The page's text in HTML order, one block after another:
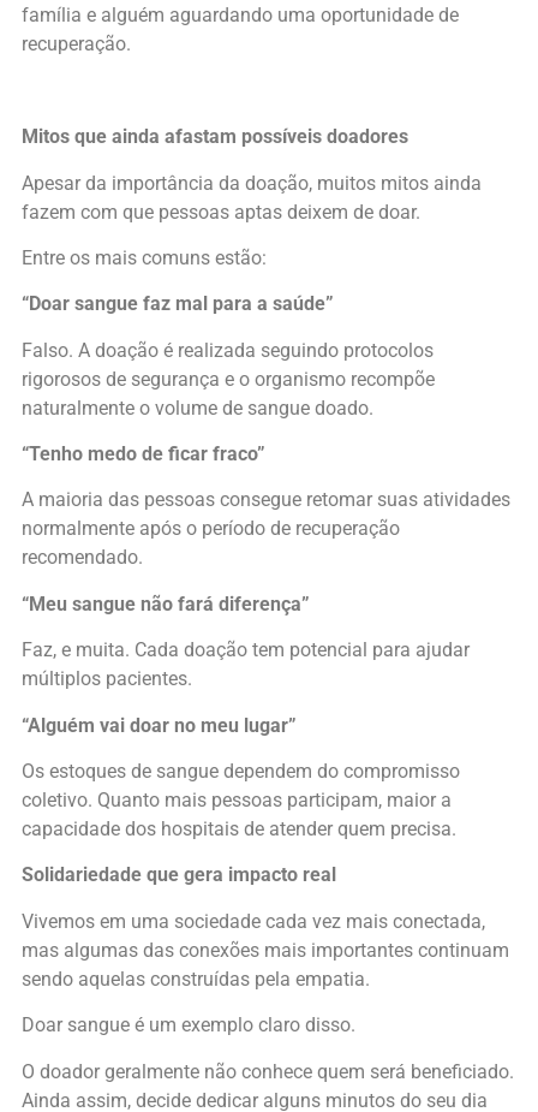
família e alguém aguardando uma oportunidade de
recuperação.
Mitos que ainda afastam possíveis doadores
Apesar da importância da doação, muitos mitos ainda
fazem com que pessoas aptas deixem de doar.
Entre os mais comuns estão:
“Doar sangue faz mal para a saúde”
Falso. A doação é realizada seguindo protocolos
rigorosos de segurança e o organismo recompõe
naturalmente o volume de sangue doado.
“Tenho medo de ficar fraco”
A maioria das pessoas consegue retomar suas atividades
normalmente após o período de recuperação
recomendado.
“Meu sangue não fará diferença”
Faz, e muita. Cada doação tem potencial para ajudar
múltiplos pacientes.
“Alguém vai doar no meu lugar”
Os estoques de sangue dependem do compromisso
coletivo. Quanto mais pessoas participam, maior a
capacidade dos hospitais de atender quem precisa.
Solidariedade que gera impacto real
Vivemos em uma sociedade cada vez mais conectada,
mas algumas das conexões mais importantes continuam
sendo aquelas construídas pela empatia.
Doar sangue é um exemplo claro disso.
O doador geralmente não conhece quem será beneficiado.
Ainda assim, decide dedicar alguns minutos do seu dia